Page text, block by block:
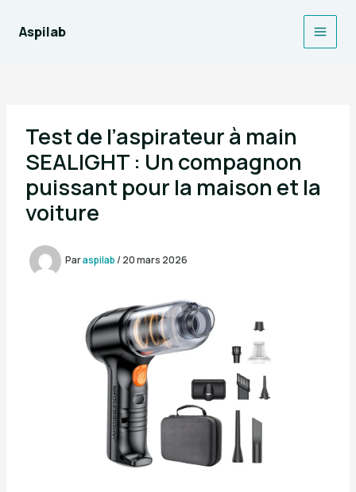
contenu
Aspilab
Main
Test de l’aspirateur à main
SEALIGHT : Un compagnon
puissant pour la maison et la
voiture
Paraspilab/ 20 mars 2026